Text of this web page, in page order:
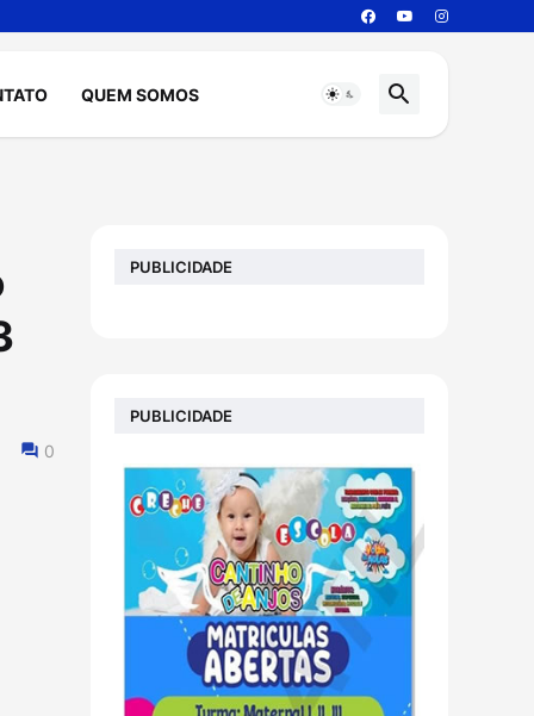
QUEM SOMOS
0
PUBLICIDADE
PUBLICIDADE